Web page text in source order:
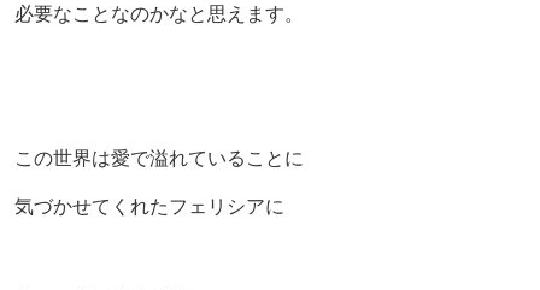
必要なことなのかなと思えます。
この世界は愛で溢れていることに
気づかせてくれたフェリシアに